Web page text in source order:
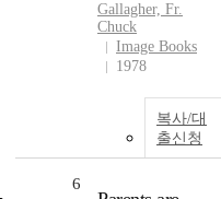
Gallagher, Fr.
Chuck
Image Books
1978
복사/대
출신청
6